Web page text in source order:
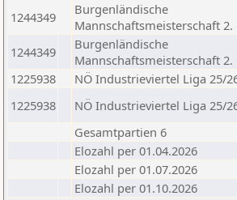
1244349
Burgenländische
Mannschaftsmeisterschaft 2.
1244349
Burgenländische
Mannschaftsmeisterschaft 2.
1225938
NÖ Industrieviertel Liga 25/
1225938
NÖ Industrieviertel Liga 25/
Gesamtpartien 6
Elozahl per 01.04.2026
Elozahl per 01.07.2026
Elozahl per 01.10.2026